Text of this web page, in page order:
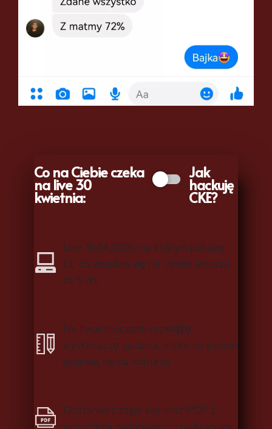
Co na Ciebie czeka
na live 30
kwietnia:
Jak
hackuję
CKE?
Live 30.04.2026, na którym pokażę
Ci, co znajdzie się na twoim arkuszu
za 5 dni.
Na twoich oczach rozwiążę i
wytłumaczę zadania, które na pewno
pojawią się na maturze.
Dostaniesz zapis live oraz PDF z
wszystkimi zadaniami i rozwiązaniami.